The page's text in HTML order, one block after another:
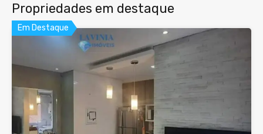
Propriedades em destaque
Em Destaque